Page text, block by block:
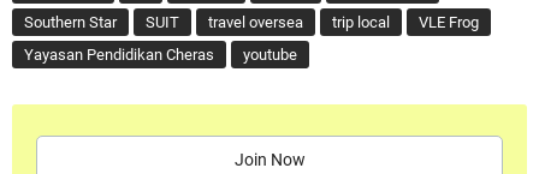
Southern Star
SUIT travel oversea trip local
VLE Frog
Yayasan Pendidikan Cheras
youtube
Join Now